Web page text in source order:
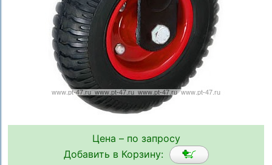
Цена – по запросу
Добавить в Корзину: